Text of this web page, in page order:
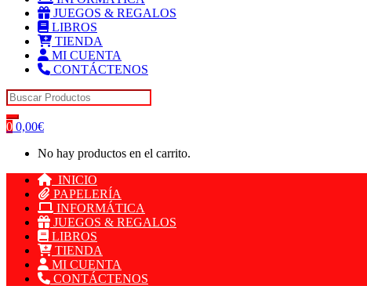
JUEGOS & REGALOS
LIBROS
TIENDA
MI CUENTA
CONTÁCTENOS
Search for:
0 0,00€
No hay productos en el carrito.
INICIO
PAPELERÍA
INFORMÁTICA
JUEGOS & REGALOS
LIBROS
TIENDA
MI CUENTA
CONTÁCTENOS